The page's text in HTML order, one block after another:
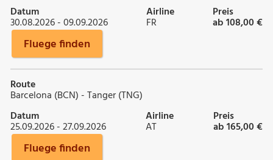
Datum
30.08.2026 - 09.09.2026
Airline
FR
Preis
ab 108,00 €
Fluege finden
Route
Barcelona (BCN) - Tanger (TNG)
Datum
25.09.2026 - 27.09.2026
Airline
AT
Preis
ab 165,00 €
Fluege finden